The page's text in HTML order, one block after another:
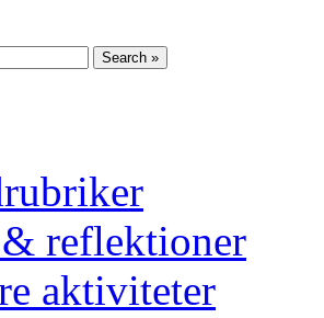
reflektioner
aktiviteter